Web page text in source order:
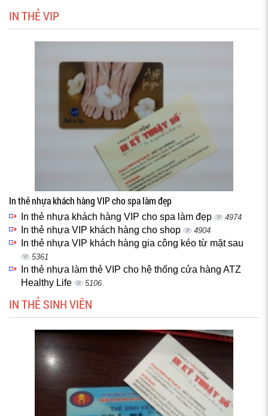
IN THẺ VIP
In thẻ nhựa khách hàng VIP cho spa làm đẹp
In thẻ nhựa khách hàng VIP cho spa làm đẹp 4974
In thẻ nhựa VIP khách hàng cho shop 4904
In thẻ nhựa VIP khách hàng gia công kéo từ mặt sau
5361
In thẻ nhựa làm thẻ VIP cho hệ thống cửa hàng ATZ
Healthy Life
5106
IN THẺ SINH VIÊN